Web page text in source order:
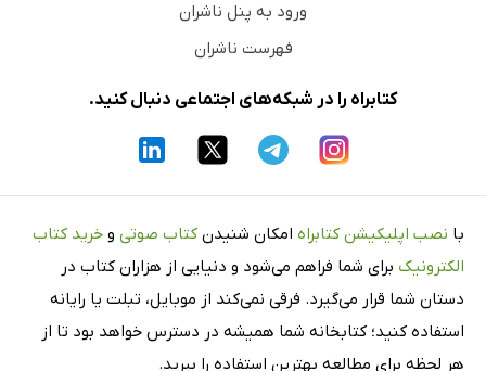
ورود به پنل ناشران
فهرست ناشران
کتابراه را در شبکه‌های اجتماعی دنبال کنید.
با نصب اپلیکیشن کتابراه امکان شنیدن کتاب صوتی و خرید کتاب
الکترونیک برای شما فراهم می‌شود و دنیایی از هزاران کتاب در
دستان شما قرار می‌گیرد. فرقی نمی‌کند از موبایل، تبلت یا رایانه
استفاده کنید؛ کتابخانه شما همیشه در دسترس خواهد بود تا از
هر لحظه برای مطالعه بهترین استفاده را ببرید.